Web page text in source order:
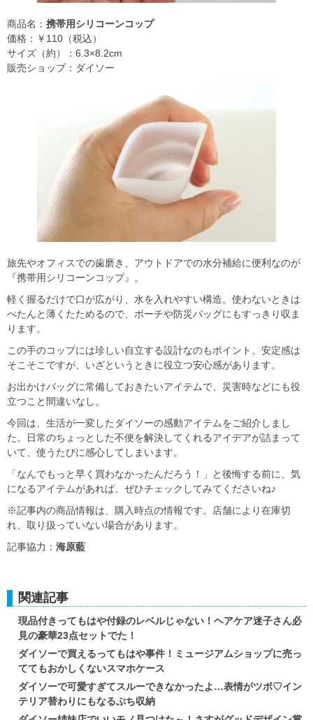
商品名： 携帯用シリコーンコップ
価格：￥110（税込）
サイズ（約）：6.3×8.2cm
販売ショップ：ダイソー
旅先やオフィスでの歯磨き、アウトドアでの水分補給に便利なのが
『携帯用シリコーンコップ』。
軽く握るだけで口が広がり、水を入れやすい構造。使わないときは
ぺたんと薄くたためるので、ポーチや防災バッグにもすっきり収ま
ります。
この手のコップには珍しい自立する設計なのもポイント。安定感は
そこそこですが、いざというときに役立つ安心感があります。
お出かけバッグに常備しておきたいアイテムで、災害時などにも役
立つこと間違いなし。
今回は、生活が一変したダイソーの感動アイテムをご紹介しまし
た。日常のちょっとした不便を解決してくれるアイデアが詰まって
いて、使うたびに感心してしまいます。
「なんでもっと早く買わなかったんだろう！」と後悔する前に、気
になるアイテムがあれば、ぜひチェックしてみてくださいね♪
※記事内の商品情報は、購入時点の情報です。店舗により在庫切
れ、取り扱っていない場合があります。
記事協力： 海原藍
関連記事
現品付きってもはや付録のレベルじゃない！ヘアケア迷子さん必
見の豪華23点セットでた！
ダイソーで買えるってもはや事件！ミュージアムショップに売っ
ててもおかしくないスマホケース
ダイソーで可愛すぎてスルーできなかったよ…表情がツボ♡イン
テリア替わりにもなるぷち収納